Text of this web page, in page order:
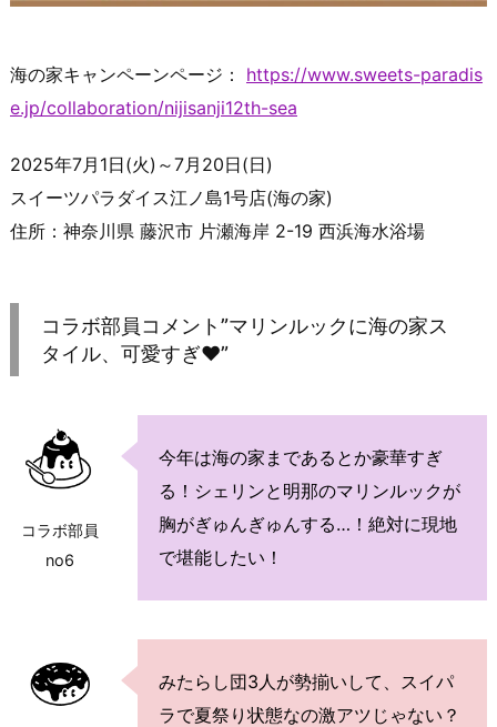
海の家キャンペーンページ：
https://www.sweets-paradis
e.jp/collaboration/nijisanji12th-sea
2025年7月1日(火)～7月20日(日)
スイーツパラダイス江ノ島1号店(海の家)
住所：神奈川県 藤沢市 片瀬海岸 2-19 西浜海水浴場
コラボ部員コメント”マリンルックに海の家ス
タイル、可愛すぎ♥”
コラボ部員
no6
今年は海の家まであるとか豪華すぎ
る！シェリンと明那のマリンルックが
胸がぎゅんぎゅんする…！絶対に現地
で堪能したい！
みたらし団3人が勢揃いして、スイパ
ラで夏祭り状態なの激アツじゃない？